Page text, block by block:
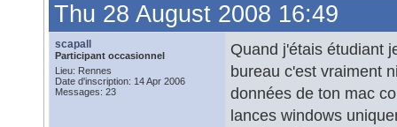
Thu 28 August 2008 16:49
scapall
Participant occasionnel
Lieu: Rennes
Date d'inscription: 14 Apr 2006
Messages: 23
Quand j'étais étudiant
bureau c'est vraiment
données de ton mac
lances windows